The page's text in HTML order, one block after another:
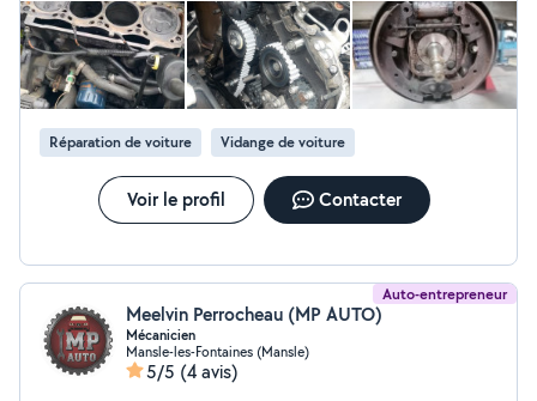
Réparation de voiture Vidange de voiture
Voir le profil Contacter
Auto-entrepreneur
Meelvin Perrocheau (MP AUTO)
Mécanicien
Mansle-les-Fontaines (Mansle)
5/5 (4 avis)